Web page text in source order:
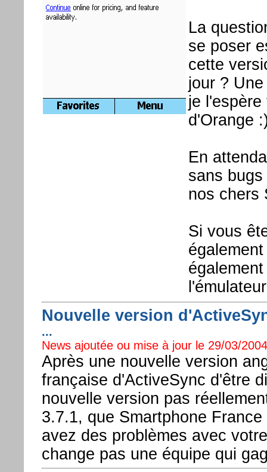
La
se poser
cette
jour ?
je l'espère
d'Orange
En
sans
nos chers
Si vous
Nouvelle version
...
News ajoutée ou mise à jour le 29/03/
Après une nouvelle version
française d'ActiveSync d'être
nouvelle version pas
3.7.1, que Smartphone
avez des problèmes avec
change pas une équipe qui